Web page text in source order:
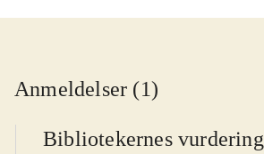
Anmeldelser (1)
Bibliotekernes vurdering